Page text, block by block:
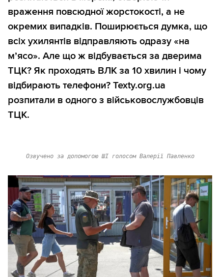
враження повсюдної жорстокості, а не
окремих випадків. Поширюється думка, що
всіх ухилянтів відправляють одразу «на
м’ясо». Але що ж відбувається за дверима
ТЦК? Як проходять ВЛК за 10 хвилин і чому
відбирають телефони? Texty.org.ua
розпитали в одного з військовослужбовців
ТЦК.
Озвучено за допомогою ШІ голосом Валерії Павленко